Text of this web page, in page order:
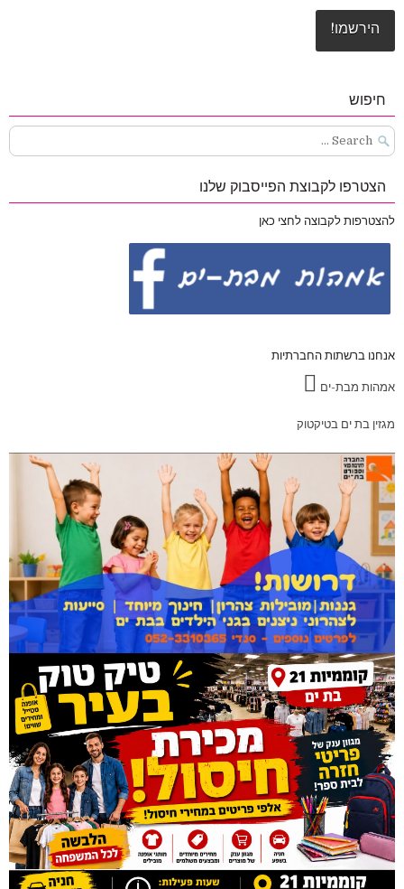
חיפוש
Search
for:
הצטרפו לקבוצת הפייסבוק שלנו
להצטרפות לקבוצה לחצי כאן
אנחנו ברשתות החברתיות
אמהות מבת-ים
מגזין בת ים בטיקטוק